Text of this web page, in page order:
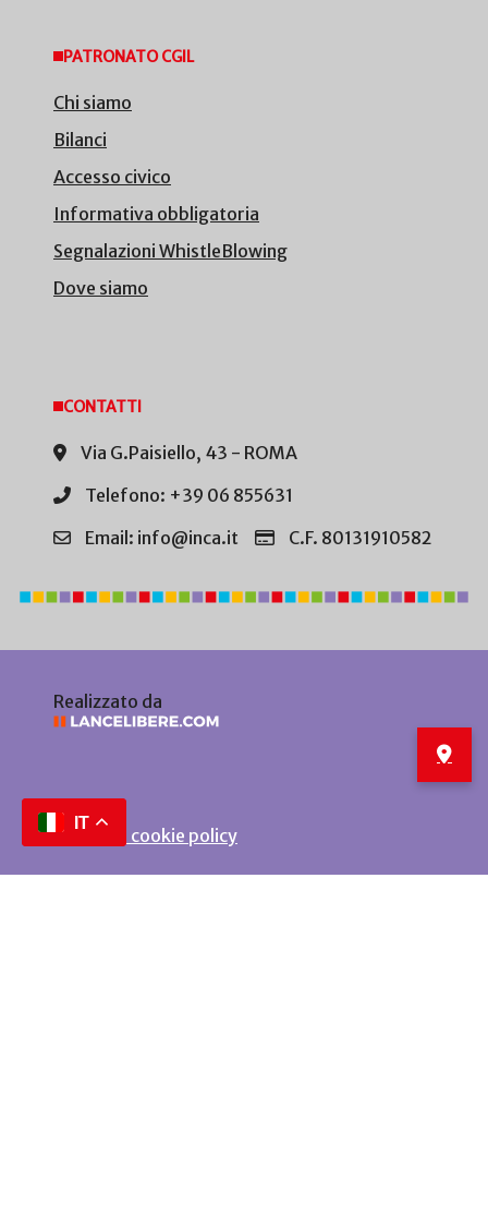
PATRONATO CGIL
Chi siamo
Bilanci
Accesso civico
Informativa obbligatoria
Segnalazioni WhistleBlowing
Dove siamo
CONTATTI
Via G.Paisiello, 43 - ROMA
Telefono: +39 06 855631
Email: info@inca.it
C.F. 80131910582
Realizzato da
Privacy e cookie policy
IT